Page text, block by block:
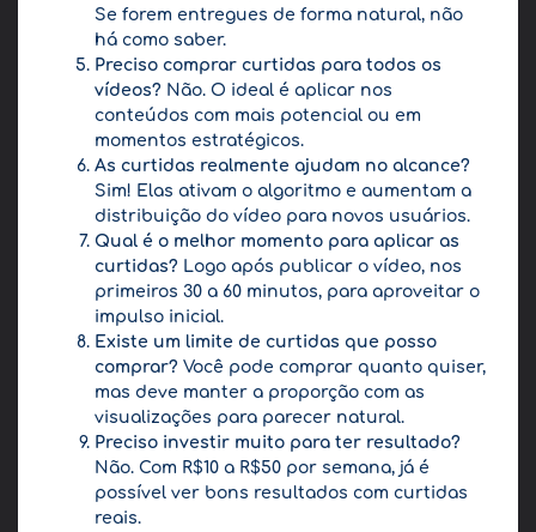
Se forem entregues de forma natural, não
há como saber.
Preciso comprar curtidas para todos os
vídeos? Não. O ideal é aplicar nos
conteúdos com mais potencial ou em
momentos estratégicos.
As curtidas realmente ajudam no alcance?
Sim! Elas ativam o algoritmo e aumentam a
distribuição do vídeo para novos usuários.
Qual é o melhor momento para aplicar as
curtidas? Logo após publicar o vídeo, nos
primeiros 30 a 60 minutos, para aproveitar o
impulso inicial.
Existe um limite de curtidas que posso
comprar? Você pode comprar quanto quiser,
mas deve manter a proporção com as
visualizações para parecer natural.
Preciso investir muito para ter resultado?
Não. Com R$10 a R$50 por semana, já é
possível ver bons resultados com curtidas
reais.